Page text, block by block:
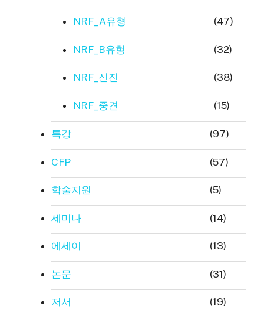
NRF_A유형 (47)
NRF_B유형 (32)
NRF_신진 (38)
NRF_중견 (15)
특강 (97)
CFP (57)
학술지원 (5)
세미나 (14)
에세이 (13)
논문 (31)
저서 (19)